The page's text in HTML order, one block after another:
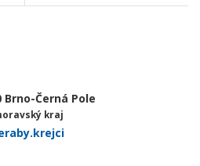
Brno-Černá Pole
kraj